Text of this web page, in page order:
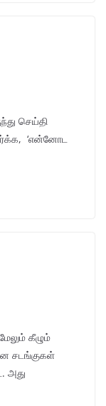
செய்தி
‘என்னோட
கீழும்
சடங்குகள்
அது